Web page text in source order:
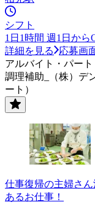
シフト
1日1時間 週1日から
詳細を見る
応募画
アルバイト・パート
調理補助_（株）デ
ート）
仕事復帰の主婦さ
あるお仕事！